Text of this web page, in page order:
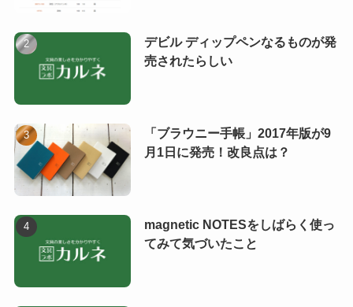
デビル ディップペンなるものが発
売されたらしい
「ブラウニー手帳」2017年版が9
月1日に発売！改良点は？
magnetic NOTESをしばらく使っ
てみて気づいたこと